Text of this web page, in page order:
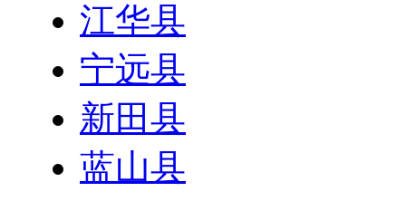
江华县
宁远县
新田县
蓝山县